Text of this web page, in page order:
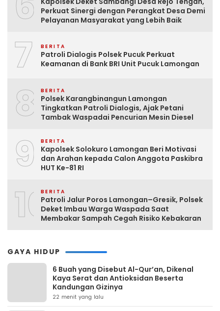
Perkuat Sinergi dengan Perangkat Desa Demi
Pelayanan Masyarakat yang Lebih Baik
7 BERITA
Patroli Dialogis Polsek Pucuk Perkuat
Keamanan di Bank BRI Unit Pucuk Lamongan
8 BERITA
Polsek Karangbinangun Lamongan
Tingkatkan Patroli Dialogis, Ajak Petani
Tambak Waspadai Pencurian Mesin Diesel
9 BERITA
Kapolsek Solokuro Lamongan Beri Motivasi
dan Arahan kepada Calon Anggota Paskibra
HUT Ke-81 RI
10BERITA
Patroli Jalur Poros Lamongan–Gresik, Polsek
Deket Imbau Warga Waspada Saat
Membakar Sampah Cegah Risiko Kebakaran
GAYA HIDUP
6 Buah yang Disebut Al-Qur’an, Dikenal
Kaya Serat dan Antioksidan Beserta
Kandungan Gizinya
22 menit yang lalu